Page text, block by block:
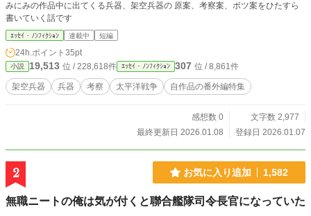
みにみの作品中に出てくる兵器、架空兵器の 原案、考察案、ボツ案をひたすら
書いていく話です
ｴｯｾｲ・ﾉﾝﾌｨｸｼｮﾝ 連載中 短編
24h.ポイント 35pt
小説 19,513 位 / 228,618件 ｴｯｾｲ・ﾉﾝﾌｨｸｼｮﾝ 307 位 / 8,861件
架空兵器 兵器 考察 太平洋戦争 自作品の番外編特集
感想数 0
文字数 2,977
最終更新日 2026.01.08
登録日 2026.01.07
2 お気に入り追加 1,582
無職ニートの俺は気が付くと聯合艦隊司令長官になっていた